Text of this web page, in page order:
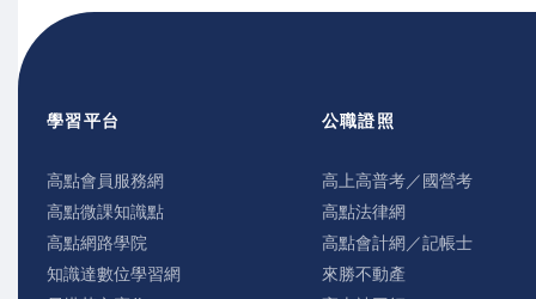
學習平台
高點會員服務網
高點微課知識點
高點網路學院
知識達數位學習網
公職證照
高上高普考／國營考
高點法律網
高點會計網／記帳士
來勝不動產